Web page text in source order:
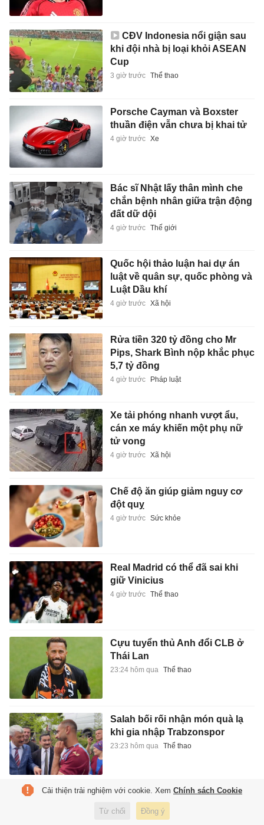
CĐV Indonesia nổi giận sau
khi đội nhà bị loại khỏi ASEAN
Cup
3 giờ trước Thể thao
Porsche Cayman và Boxster
thuần điện vẫn chưa bị khai tử
4 giờ trước Xe
Bác sĩ Nhật lấy thân mình che
chắn bệnh nhân giữa trận động
đất dữ dội
4 giờ trước Thế giới
Quốc hội thảo luận hai dự án
luật về quân sự, quốc phòng và
Luật Dầu khí
4 giờ trước Xã hội
Rửa tiền 320 tỷ đồng cho Mr
Pips, Shark Bình nộp khắc phục
5,7 tỷ đồng
4 giờ trước Pháp luật
Xe tải phóng nhanh vượt ẩu,
cán xe máy khiến một phụ nữ
tử vong
4 giờ trước Xã hội
Chế độ ăn giúp giảm nguy cơ
đột quỵ
4 giờ trước Sức khỏe
Real Madrid có thể đã sai khi
giữ Vinicius
4 giờ trước Thể thao
Cựu tuyển thủ Anh đổi CLB ở
Thái Lan
23:24 hôm qua Thể thao
Salah bối rối nhận món quà lạ
khi gia nhập Trabzonspor
23:23 hôm qua Thể thao
Tiền đạo 73 triệu bảng lọt tầm
ngắm MU và Arsenal
23:23 hôm qua Thể thao
Cải thiện trải nghiệm với cookie. Xem Chính sách Cookie
Từ chối Đồng ý